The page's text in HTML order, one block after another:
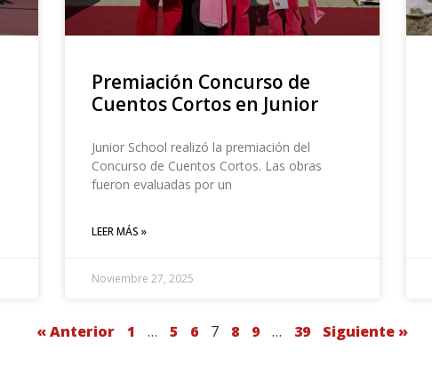
Premiación Concurso de
Cuentos Cortos en Junior
Junior School realizó la premiación del
Concurso de Cuentos Cortos. Las obras
fueron evaluadas por un
LEER MÁS »
Noviembre 27, 2025
« Anterior 1 … 5 6 7 8 9 … 39 Siguiente »